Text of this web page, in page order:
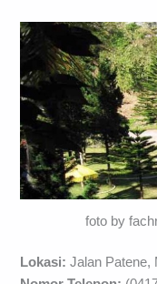
foto by
Lokasi: Jalan Patene,